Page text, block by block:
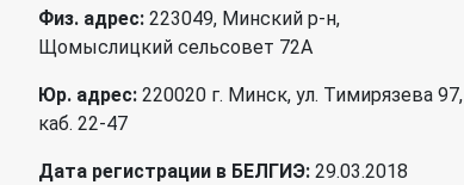
Физ. адрес: 223049, Минский р-н,
Щомыслицкий сельсовет 72А
Юр. адрес: 220020 г. Минск, ул. Тимирязева 97,
каб. 22-47
Дата регистрации в БЕЛГИЭ: 29.03.2018